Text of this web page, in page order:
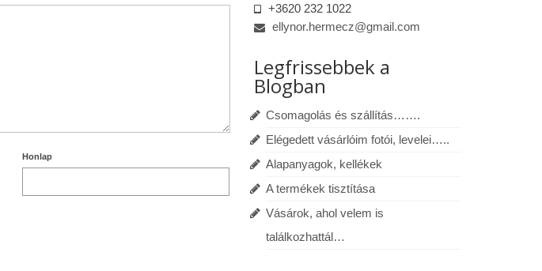
Honlap
+3620 232 1022
ellynor.hermecz@gmail.com
Legfrissebbek a
Blogban
Csomagolás és szállítás…….
Elégedett vásárlóim fotói, levelei…..
Alapanyagok, kellékek
A termékek tisztítása
Vásárok, ahol velem is
találkozhattál…